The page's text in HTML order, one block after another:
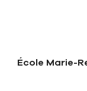
École Marie-